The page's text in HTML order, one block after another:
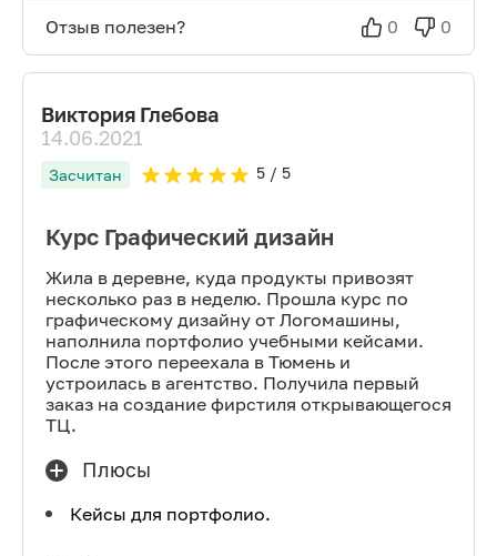
Отзыв полезен? 0 0
Виктория Глебова
14.06.2021
Засчитан 5/ 5
Курс Графический дизайн
Жила в деревне, куда продукты привозят
несколько раз в неделю. Прошла курс по
графическому дизайну от Логомашины,
наполнила портфолио учебными кейсами.
После этого переехала в Тюмень и
устроилась в агентство. Получила первый
заказ на создание фирстиля открывающегося
ТЦ.
Плюсы
Кейсы для портфолио.